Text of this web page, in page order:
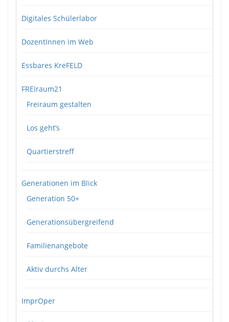
Digitales Schülerlabor
DozentInnen im Web
Essbares KreFELD
FREIraum21
Freiraum gestalten
Los geht’s
Quartierstreff
Generationen im Blick
Generation 50+
Generationsübergreifend
Familienangebote
Aktiv durchs Alter
ImprOper